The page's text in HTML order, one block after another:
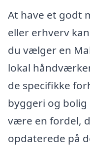
At have et godt
eller erhverv
du vælger en
lokal
de specifikke
byggeri og
være en fordel,
opdaterede på